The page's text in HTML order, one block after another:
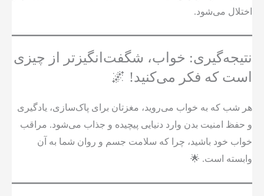
اختلال می‌شود.
نتیجه‌گیری: خواب، شگفت‌انگیزتر از چیزی
است که فکر می‌کنید! 🌌
هر شب که به خواب می‌روید، مغزتان برای پاک‌سازی، یادگیری
و حفظ امنیت بدن وارد دنیایی پیچیده و جذاب می‌شود. مراقب
خواب خود باشید، چرا که سلامت جسم و روان شما به آن
وابسته است. 🌟